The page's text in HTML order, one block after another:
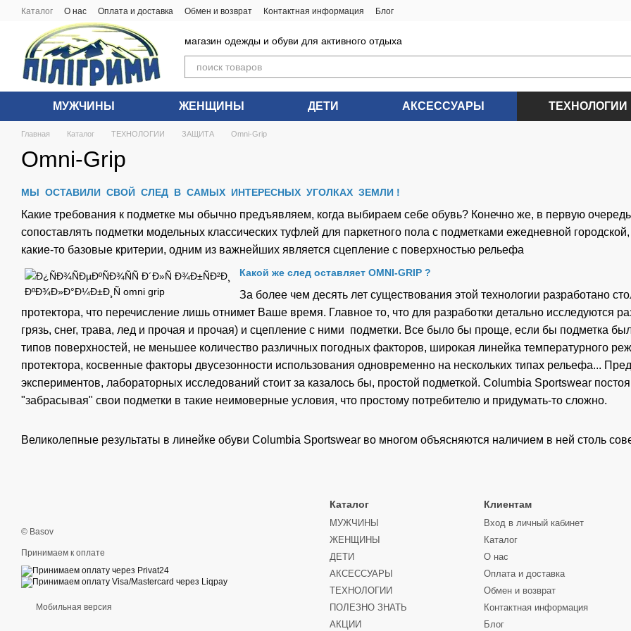
Перейти к основному контенту
Каталог О нас Оплата и доставка Обмен и возврат Контактная информация Блог
магазин одежды и обуви для активного отдыха
МУЖЧИНЫ ЖЕНЩИНЫ ДЕТИ АКСЕССУАРЫ ТЕХНОЛОГИИ
Главная Каталог ТЕХНОЛОГИИ ЗАЩИТА Omni-Grip
Omni-Grip
МЫ ОСТАВИЛИ СВОЙ СЛЕД В САМЫХ ИНТЕРЕСНЫХ УГОЛКАХ ЗЕМЛИ !
Какие требования к подметке мы обычно предъявляем, когда выбираем себе обувь? Конечно же, в первую очередь
сопоставлять подметки модельных классических туфлей для паркетного пола с подметками ежедневной
какие-то базовые критерии, одним из важнейших является сцепление с поверхностью рельефа
Какой же след оставляет OMNI-GRIP ?
За более чем десять лет существования этой технологии разработано
протектора, что перечисление лишь отнимет Ваше время. Главное то, что для разработки детально исследуются
грязь, снег, трава, лед и прочая и прочая) и сцепление с ними подметки. Все было бы проще, если бы подметка
типов поверхностей, не меньшее количество различных погодных факторов, широкая линейка температурного
протектора, косвенные факторы двусезонности использования одновременно на нескольких типах рельефа...
экспериментов, лабораторных исследований стоит за казалось бы, простой подметкой. Columbia Sportswear
"забрасывая" свои подметки в такие неимоверные условия, что простому потребителю и придумать-то сложно.
Великолепные результаты в линейке обуви Columbia Sportswear во многом объясняются наличием в ней столь
© Basov
Принимаем к оплате
Мобильная версия
Каталог
МУЖЧИНЫ
ЖЕНЩИНЫ
ДЕТИ
АКСЕССУАРЫ
ТЕХНОЛОГИИ
ПОЛЕЗНО ЗНАТЬ
АКЦИИ
Клиентам
Вход в личный кабинет
Каталог
О нас
Оплата и доставка
Обмен и возврат
Контактная информация
Блог